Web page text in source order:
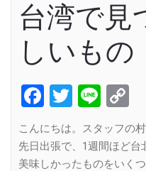
台湾で見
しいもの
Facebook
Twitter
Line
こんにちは。スタッフの村
先日出張で、1週間ほど台
美味しかったものをいく